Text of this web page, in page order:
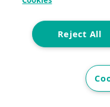
Reject All